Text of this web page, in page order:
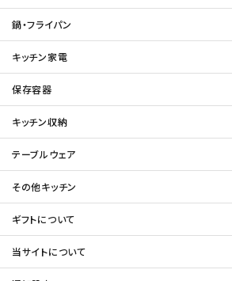
鍋・フライパン
キッチン家電
保存容器
キッチン収納
テーブルウェア
その他キッチン
ギフトについて
当サイトについて